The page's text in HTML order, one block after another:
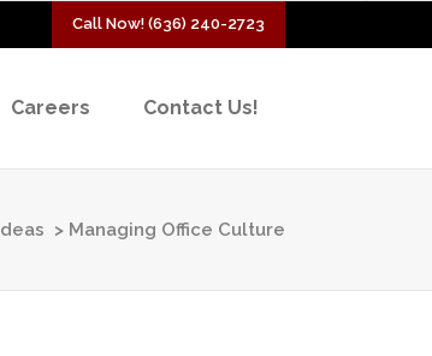
Call Now! (636) 240-2723
Careers Contact Us!
Ideas > Managing Office Culture